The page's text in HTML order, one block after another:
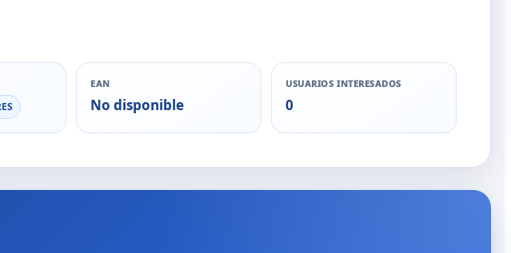
EAN
No disponible
USUARIOS INTERESADOS
0